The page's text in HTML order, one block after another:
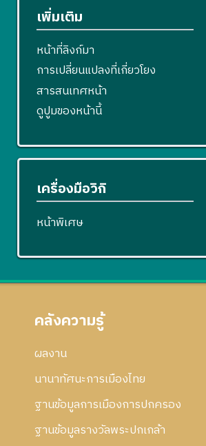
เพิ่มเติม
หน้าที่ลิงก์มา
การเปลี่ยนแปลงที่เกี่ยวโยง
สารสนเทศหน้า
ดูปูมของหน้านี้
เครื่องมือวิกิ
หน้าพิเศษ
คลังความรู้
ผลงาน
นานาทัศนะการเมืองไทย
ฐานข้อมูลการเมืองการปกครอง
ฐานข้อมูลรางวัลพระปกเกล้า